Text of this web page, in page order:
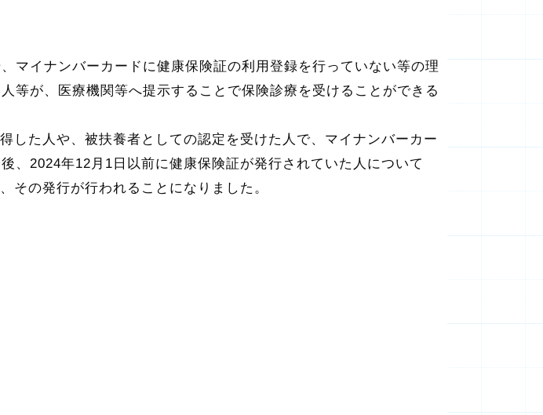
イナンバーカードに健康保険証の利用登録を行っていない等の理
等が、医療機関等へ提示することで保険診療を受けることができる
た人や、被扶養者としての認定を受けた人で、マイナンバーカー
、2024年12月1日以前に健康保険証が発行されていた人について
その発行が行われることになりました。